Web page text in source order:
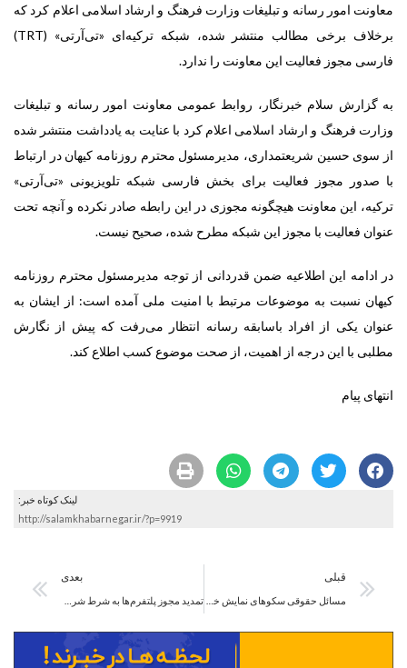
معاونت امور رسانه و تبلیغات وزارت فرهنگ و ارشاد اسلامی اعلام کرد که
برخلاف برخی مطالب منتشر شده، شبکه ترکیه‌ای «تی‌آر‎تی» (TRT)
فارسی مجوز فعالیت این معاونت را ندارد.
به گزارش سلام خبرنگار، روابط‌ عمومی معاونت امور رسانه و تبلیغات
وزارت فرهنگ و ارشاد اسلامی اعلام کرد با عنایت به یادداشت منتشر شده
از سوی حسین شریعتمداری، مدیرمسئول محترم روزنامه کیهان در ارتباط
با صدور مجوز فعالیت برای بخش فارسی شبکه تلویزیونی «تی‌آر‎تی»
ترکیه، این معاونت هیچگونه مجوزی در این رابطه صادر نکرده و آنچه تحت
عنوان فعالیت با مجوز این شبکه مطرح شده، صحیح نیست.
در ادامه این اطلاعیه ضمن قدردانی از توجه مدیرمسئول محترم روزنامه
کیهان نسبت به موضوعات مرتبط با امنیت ملی آمده است: از ایشان به
عنوان یکی از افراد باسابقه رسانه‌ انتظار می‌رفت که پیش از نگارش
مطلبی با این درجه از اهمیت، از صحت موضوع کسب اطلاع کند.
انتهای پیام
لینک کوتاه خبر:
http://salamkhabarnegar.ir/?p=9919
قبلی بعدی